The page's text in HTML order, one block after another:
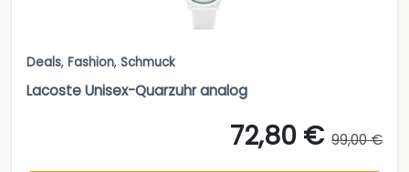
Deals, Fashion, Schmuck
Lacoste Unisex-Quarzuhr analog
72,80 € 99,00 €